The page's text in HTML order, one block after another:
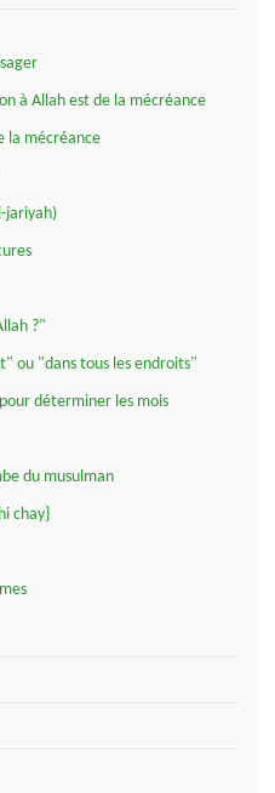
à Allah est de la mécréance
la mécréance
jariyah)
?"
ou "dans tous les endroits"
déterminer les mois
du musulman
chay}